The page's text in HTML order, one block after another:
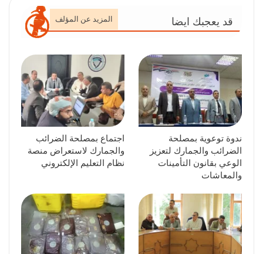
قد يعجبك ايضا المزيد عن المؤلف
ندوة توعوية بمصلحة
الضرائب والجمارك لتعزيز
الوعي بقانون التأمينات
والمعاشات
اجتماع بمصلحة الضرائب
والجمارك لاستعراض منصة
نظام التعليم الإلكتروني